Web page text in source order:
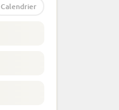
Calendrier